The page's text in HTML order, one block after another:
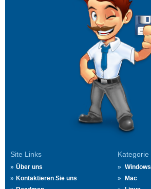
Site Links
Über uns
Kontaktieren Sie uns
Kategorie
Windows
Mac